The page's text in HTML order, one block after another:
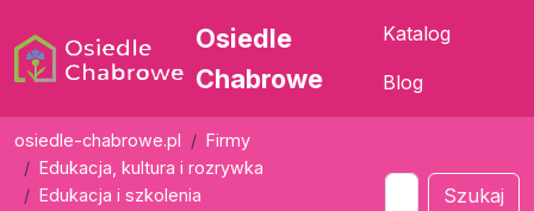
Osiedle
Chabrowe
Katalog
Blog
osiedle-chabrowe.pl
Firmy
Edukacja, kultura i rozrywka
Edukacja i szkolenia
Szukaj